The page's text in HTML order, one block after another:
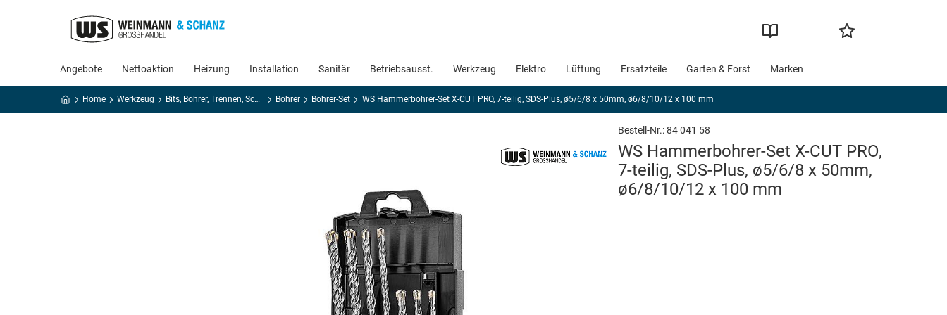
Angebote Nettoaktion Heizung Installation Sanitär Betriebsausst. Werkzeug Elektro Lüftung Ersatzteile Garten & Forst Marken
Home Werkzeug Bits, Bohrer, Trennen, Schleifen Bohrer Bohrer-Set WS Hammerbohrer-Set X-CUT PRO, 7-teilig, SDS-Plus, ø5/6/8 x 50mm, ø6/8/10/12 x 100 mm
Bestell-Nr.:84 041 58
WS Hammerbohrer-Set X-CUT PRO,
7-teilig, SDS-Plus, ø5/6/8 x 50mm,
ø6/8/10/12 x 100 mm